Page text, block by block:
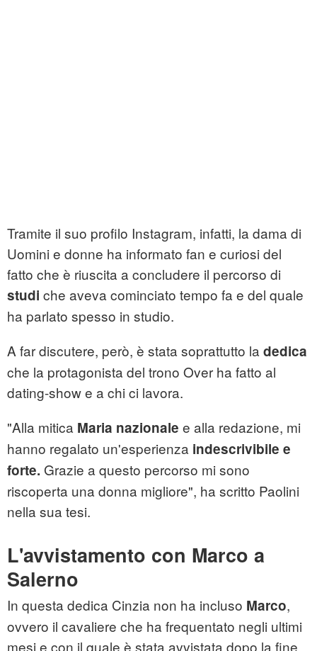
Tramite il suo profilo Instagram, infatti, la dama di
Uomini e donne ha informato fan e curiosi del
fatto che è riuscita a concludere il percorso di
studi che aveva cominciato tempo fa e del quale
ha parlato spesso in studio.
A far discutere, però, è stata soprattutto la dedica
che la protagonista del trono Over ha fatto al
dating-show e a chi ci lavora.
"Alla mitica Maria nazionale e alla redazione, mi
hanno regalato un'esperienza indescrivibile e
forte. Grazie a questo percorso mi sono
riscoperta una donna migliore", ha scritto Paolini
nella sua tesi.
L'avvistamento con Marco a
Salerno
In questa dedica Cinzia non ha incluso Marco,
ovvero il cavaliere che ha frequentato negli ultimi
mesi e con il quale è stata avvistata dopo la fine